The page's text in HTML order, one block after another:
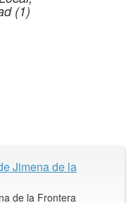
(1)
Jimena de la
de la Frontera